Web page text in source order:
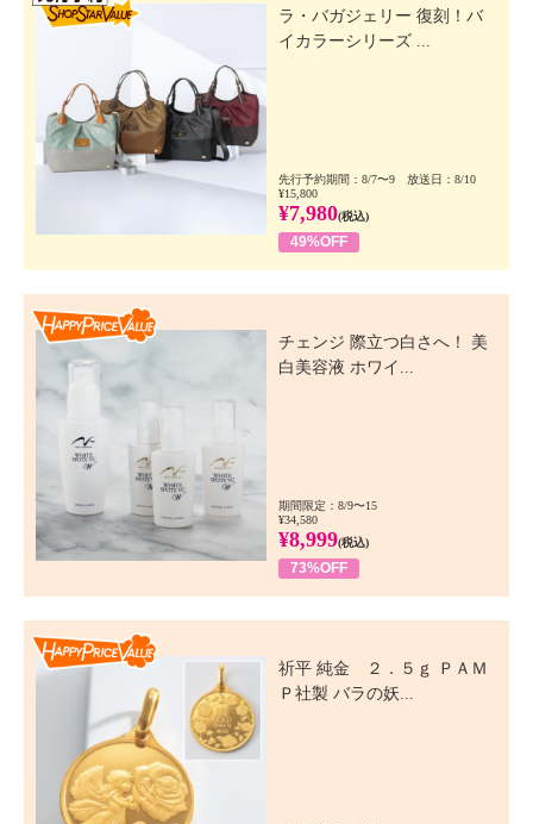
ラ・バガジェリー 復刻！バ
イカラーシリーズ ...
先行予約期間：8/7〜9 放送日：8/10
¥15,800
¥7,980(税込)
49%OFF
チェンジ 際立つ白さへ！ 美
白美容液 ホワイ...
期間限定：8/9〜15
¥34,580
¥8,999(税込)
73%OFF
祈平 純金 ２．５ｇ ＰＡＭ
Ｐ社製 バラの妖...